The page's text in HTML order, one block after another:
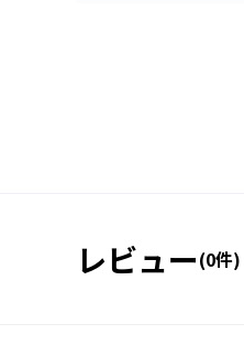
生産国
レビュー(0件)